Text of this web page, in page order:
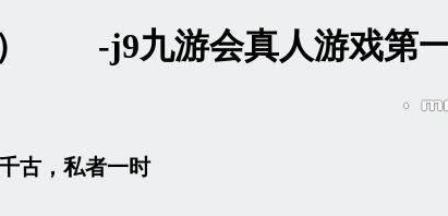
） -j9九游会真人游戏第
古，私者一时